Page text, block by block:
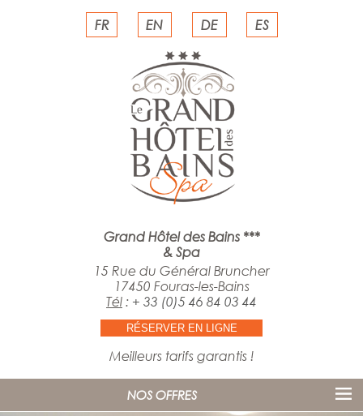
FR EN DE ES
Grand Hôtel des Bains ***
& Spa
15 Rue du Général Bruncher
17450 Fouras-les-Bains
Tél : + 33 (0)5 46 84 03 44
RÉSERVER EN LIGNE
Meilleurs tarifs garantis !
NOS OFFRES